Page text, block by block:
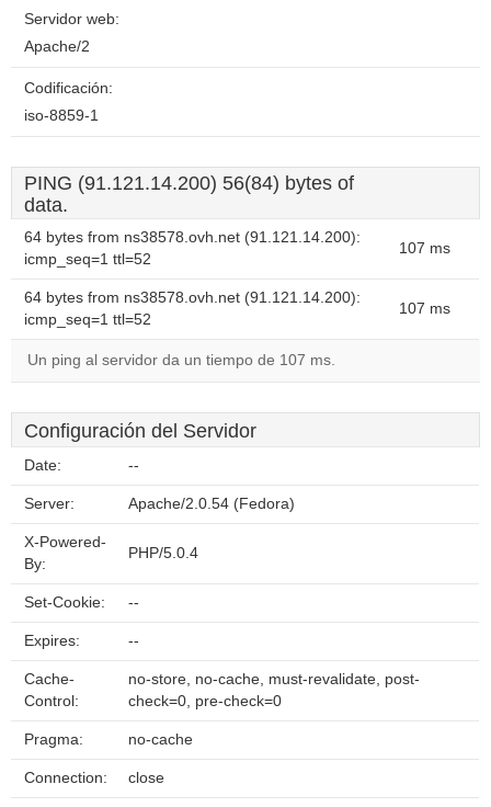
Servidor web:
Apache/2
Codificación:
iso-8859-1
PING (91.121.14.200) 56(84) bytes of
data.
64 bytes from ns38578.ovh.net (91.121.14.200):
icmp_seq=1 ttl=52
107 ms
64 bytes from ns38578.ovh.net (91.121.14.200):
icmp_seq=1 ttl=52
107 ms
Un ping al servidor da un tiempo de 107 ms.
Configuración del Servidor
Date: --
Server: Apache/2.0.54 (Fedora)
X-Powered-
By:
PHP/5.0.4
Set-Cookie: --
Expires: --
Cache-
Control:
no-store, no-cache, must-revalidate, post-
check=0, pre-check=0
Pragma: no-cache
Connection: close